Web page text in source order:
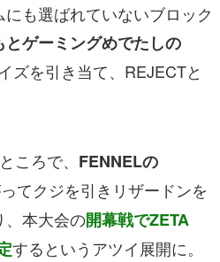
も選ばれていないブロック
とゲーミングめでたしの
ズを引き当て、REJECTと
ころで、 FENNELの
てクジを引きリザードンを
、本大会の開幕戦でZETA
するというアツイ展開に。